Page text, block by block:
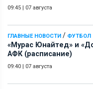
09:45 | 07 августа
ГЛАВНЫЕ НОВОСТИ / ФУТБОЛ
«Мурас Юнайтед» и
АФК (расписание)
09:40 | 07 августа